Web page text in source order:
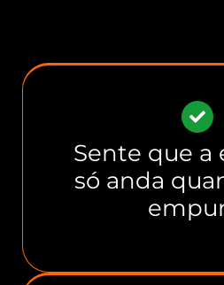
Sente que a
só anda